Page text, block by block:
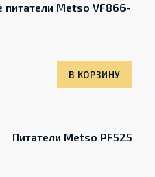
питатели Metso VF866-
В КОРЗИНУ
Питатели Metso PF525